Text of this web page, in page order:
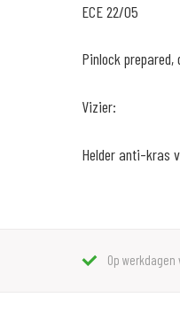
ECE 22/05
Pinlock prepared,
Vizier:
Helder anti-kras
Op